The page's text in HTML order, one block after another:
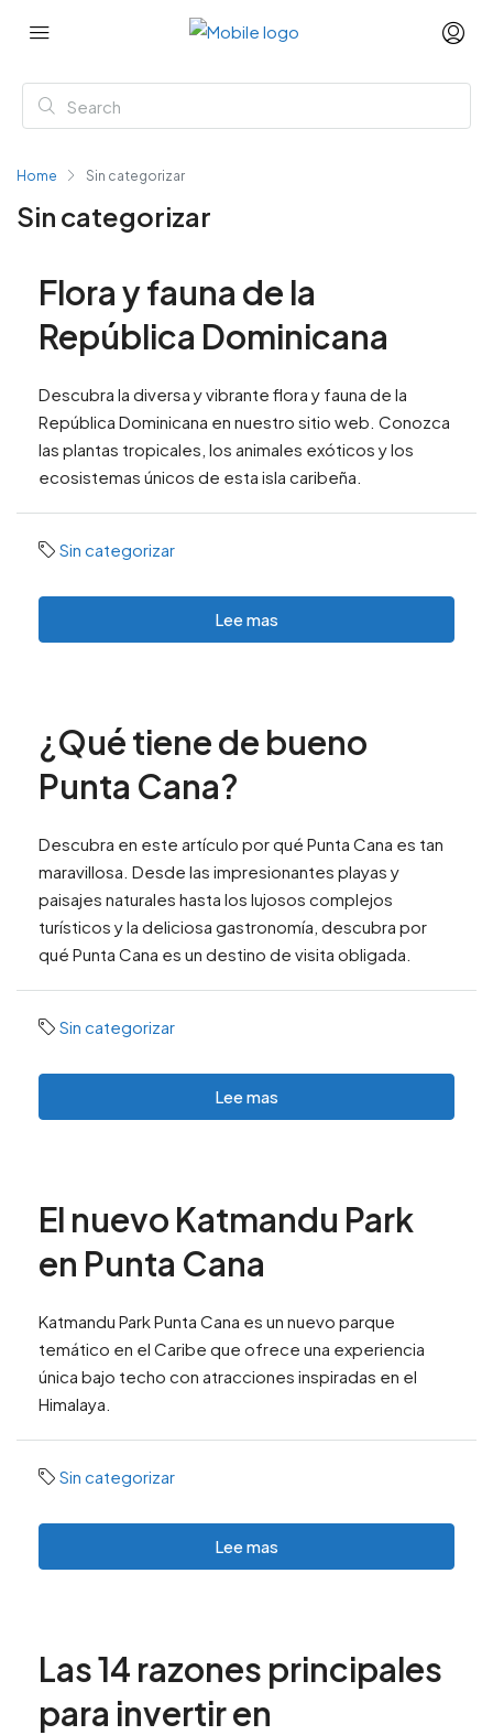
Home Sin categorizar
Sin categorizar
Flora y fauna de la
República Dominicana
Descubra la diversa y vibrante flora y fauna de la
República Dominicana en nuestro sitio web. Conozca
las plantas tropicales, los animales exóticos y los
ecosistemas únicos de esta isla caribeña.
Sin categorizar
Lee mas
¿Qué tiene de bueno
Punta Cana?
Descubra en este artículo por qué Punta Cana es tan
maravillosa. Desde las impresionantes playas y
paisajes naturales hasta los lujosos complejos
turísticos y la deliciosa gastronomía, descubra por
qué Punta Cana es un destino de visita obligada.
Sin categorizar
Lee mas
El nuevo Katmandu Park
en Punta Cana
Katmandu Park Punta Cana es un nuevo parque
temático en el Caribe que ofrece una experiencia
única bajo techo con atracciones inspiradas en el
Himalaya.
Sin categorizar
Lee mas
Las 14 razones principales
para invertir en